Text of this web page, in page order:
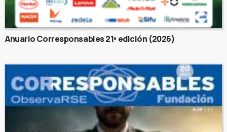
Anuario Corresponsables 21ª edición (2026)